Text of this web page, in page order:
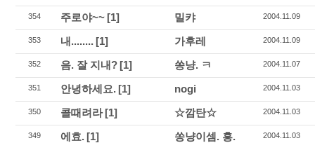
354 주로야~~ [1] 밀캬 2004.11.09
353 내........ [1] 가후레 2004.11.09
352 음. 잘 지내? [1] 쏭냥. ㅋ 2004.11.07
351 안녕하세요. [1] nogi 2004.11.03
350 콜때려라[1] ☆깜탄☆ 2004.11.03
349 에효. [1] 쏭냥이셈. 흥. 2004.11.03